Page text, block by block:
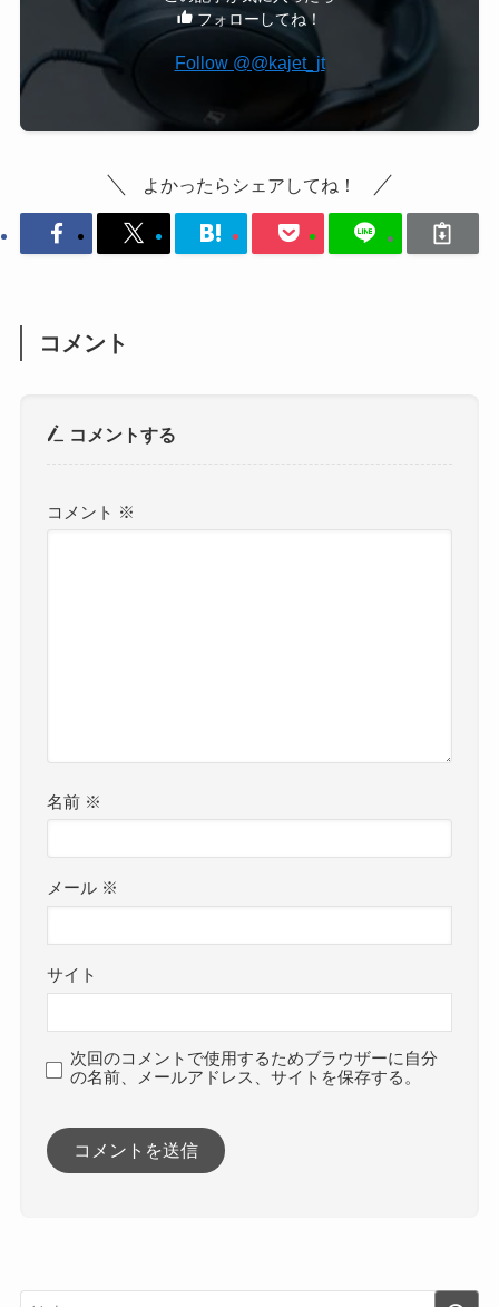
フォローしてね！
Follow @@kajet_jt
よかったらシェアしてね！
コメント
コメントする
コメント ※
名前 ※
メール ※
サイト
次回のコメントで使用するためブラウザーに自分
の名前、メールアドレス、サイトを保存する。